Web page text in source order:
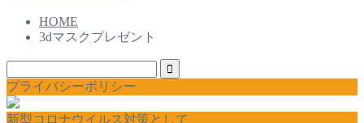
HOME
3dマスクプレゼント
プライバシーポリシー
新型コロナウイルス対策として